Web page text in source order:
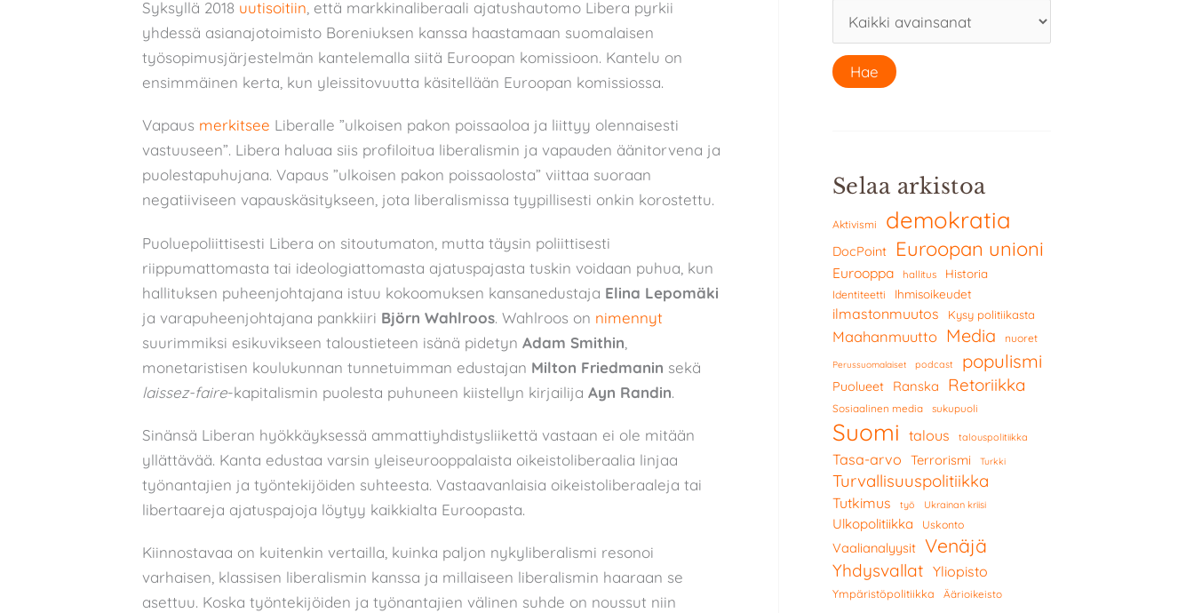
Syksyllä 2018 uutisoitiin , että markkinaliberaali ajatushautomo Libera pyrkii
yhdessä asianajotoimisto Boreniuksen kanssa haastamaan suomalaisen
työsopimusjärjestelmän kantelemalla siitä Euroopan komissioon. Kantelu on
ensimmäinen kerta, kun yleissitovuutta käsitellään Euroopan komissiossa.
Vapaus merkitsee Liberalle ”ulkoisen pakon poissaoloa ja liittyy olennaisesti
vastuuseen”. Libera haluaa siis profiloitua liberalismin ja vapauden äänitorvena ja
puolestapuhujana. Vapaus ”ulkoisen pakon poissaolosta” viittaa suoraan
negatiiviseen vapauskäsitykseen, jota liberalismissa tyypillisesti onkin korostettu.
Puoluepoliittisesti Libera on sitoutumaton, mutta täysin poliittisesti
riippumattomasta tai ideologiattomasta ajatuspajasta tuskin voidaan puhua, kun
hallituksen puheenjohtajana istuu kokoomuksen kansanedustaja Elina Lepomäki
ja varapuheenjohtajana pankkiiri Björn Wahlroos. Wahlroos on nimennyt
suurimmiksi esikuvikseen taloustieteen isänä pidetyn Adam Smithin
monetaristisen koulukunnan tunnetuimman edustajan Milton Friedmanin sekä
laissez-faire-kapitalismin puolesta puhuneen kiistellyn kirjailija Ayn Randin.
Sinänsä Liberan hyökkäyksessä ammattiyhdistysliikettä vastaan ei ole mitään
yllättävää. Kanta edustaa varsin yleiseurooppalaista oikeistoliberaalia linjaa
työnantajien ja työntekijöiden suhteesta. Vastaavanlaisia oikeistoliberaaleja tai
libertaareja ajatuspajoja löytyy kaikkialta Euroopasta.
Kiinnostavaa on kuitenkin vertailla, kuinka paljon nykyliberalismi resonoi
varhaisen, klassisen liberalismin kanssa ja millaiseen liberalismin haaraan se
asettuu. Koska työntekijöiden ja työnantajien välinen suhde on noussut niin
Selaa arkistoa
Aktivismi demokratia
DocPoint Euroopan unioni
Eurooppa hallitus Historia
Identiteetti Ihmisoikeudet
ilmastonmuutos Kysy politiikasta
Maahanmuutto Media nuoret
Perussuomalaiset podcast populismi
Puolueet Ranska Retoriikka
Sosiaalinen media sukupuoli
Suomi talous talouspolitiikka
Tasa-arvo Terrorismi Turkki
Turvallisuuspolitiikka
Tutkimus työ Ukrainan kriisi
Ulkopolitiikka Uskonto
Vaalianalyysit Venäjä
Yhdysvallat Yliopisto
Ympäristöpolitiikka Äärioikeisto